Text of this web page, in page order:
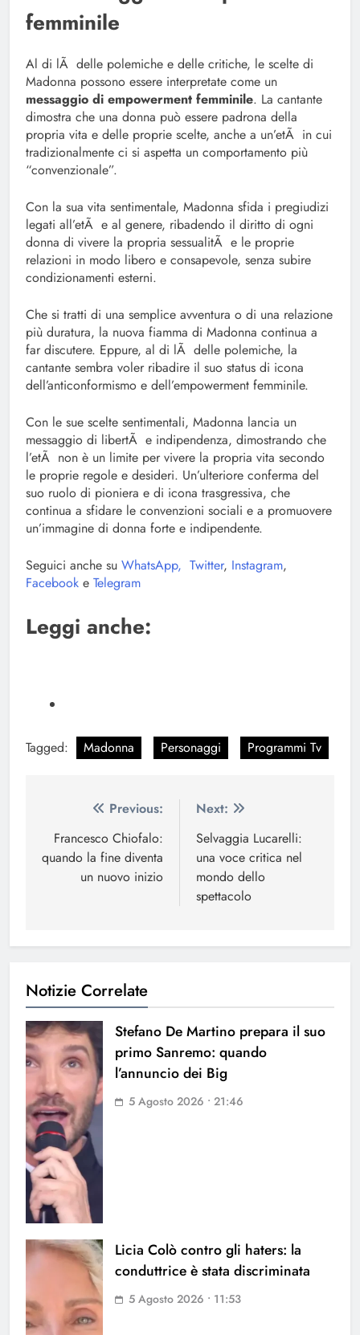
femminile
Al di lÃ delle polemiche e delle critiche, le scelte di
Madonna possono essere interpretate come un
messaggio di empowerment femminile. La cantante
dimostra che una donna può essere padrona della
propria vita e delle proprie scelte, anche a un’etÃ in cui
tradizionalmente ci si aspetta un comportamento più
“convenzionale”.
Con la sua vita sentimentale, Madonna sfida i pregiudizi
legati all’etÃ e al genere, ribadendo il diritto di ogni
donna di vivere la propria sessualitÃ e le proprie
relazioni in modo libero e consapevole, senza subire
condizionamenti esterni.
Che si tratti di una semplice avventura o di una relazione
più duratura, la nuova fiamma di Madonna continua a
far discutere. Eppure, al di lÃ delle polemiche, la
cantante sembra voler ribadire il suo status di icona
dell’anticonformismo e dell’empowerment femminile.
Con le sue scelte sentimentali, Madonna lancia un
messaggio di libertÃ e indipendenza, dimostrando che
l’etÃ non è un limite per vivere la propria vita secondo
le proprie regole e desideri. Un’ulteriore conferma del
suo ruolo di pioniera e di icona trasgressiva, che
continua a sfidare le convenzioni sociali e a promuovere
un’immagine di donna forte e indipendente.
Seguici anche su WhatsApp, Twitter, Instagram,
Facebook e Telegram
Leggi anche:
Tagged: Madonna Personaggi Programmi Tv
Navigazione
articoli
Previous:
Francesco Chiofalo:
quando la fine diventa
un nuovo inizio
Next:
Selvaggia Lucarelli:
una voce critica nel
mondo dello
spettacolo
Notizie Correlate
Stefano De Martino prepara il suo
primo Sanremo: quando
l’annuncio dei Big
5 Agosto 2026 • 21:46
Licia Colò contro gli haters: la
conduttrice è stata discriminata
5 Agosto 2026 • 11:53